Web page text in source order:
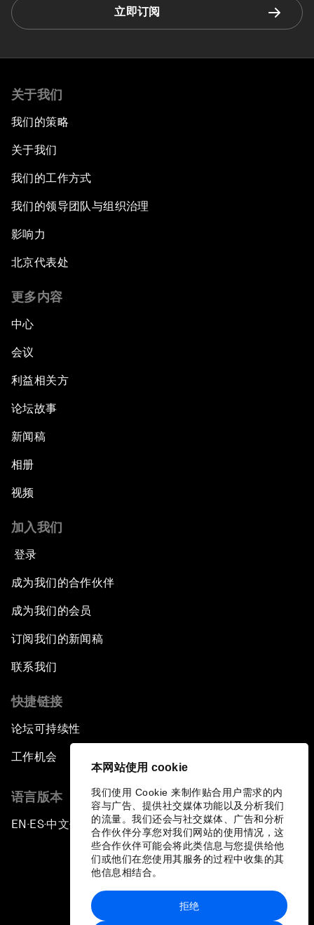
本网站使用 cookie
我们使用 Cookie 来制作贴合用户需求的内
容与广告、提供社交媒体功能以及分析我们
的流量。我们还会与社交媒体、广告和分析
合作伙伴分享您对我们网站的使用情况，这
些合作伙伴可能会将此类信息与您提供给他
们或他们在您使用其服务的过程中收集的其
他信息相结合。
拒绝
立即订阅
关于我们
我们的策略
关于我们
我们的工作方式
我们的领导团队与组织治理
影响力
北京代表处
更多内容
中心
会议
利益相关方
论坛故事
新闻稿
相册
视频
加入我们
登录
成为我们的合作伙伴
成为我们的会员
订阅我们的新闻稿
联系我们
快捷链接
论坛可持续性
工作机会
语言版本
EN ▪ES▪中文▪ 日本語